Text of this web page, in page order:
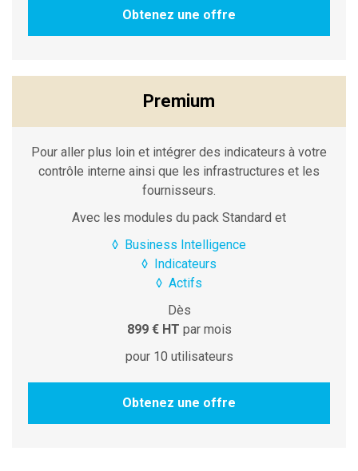
Obtenez une offre
Premium
Pour aller plus loin et intégrer des indicateurs à votre
contrôle interne ainsi que les infrastructures et les
fournisseurs.
Avec les modules du pack Standard et
◊ Business Intelligence
◊ Indicateurs
◊ Actifs
Dès
899 € HT par mois
pour 10 utilisateurs
Obtenez une offre